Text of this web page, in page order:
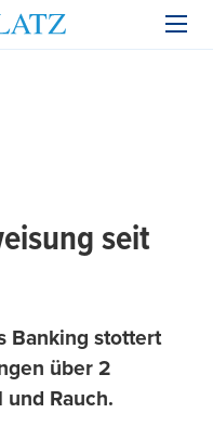
seit
Banking stottert
über 2
Rauch.